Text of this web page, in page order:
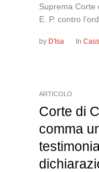
Suprema Corte
E. P. contro
by D'Isa In
ARTICOLO
Corte di
comma